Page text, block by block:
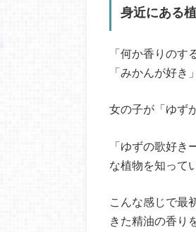
身近にある
「何か香りの
「みかんが好き
女の子が「ゆず
「ゆずの歌好
な植物を知って
こんな感じで最
きた精油の香り